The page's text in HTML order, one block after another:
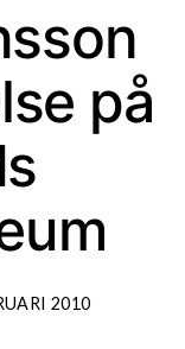
på
2010